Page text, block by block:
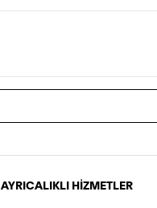
AYRICALIKLI HİZMETLER